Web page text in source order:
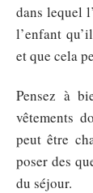
dans lequel
l’enfant
et que cela
Pensez à
vêtements
peut être
poser des
du séjour.